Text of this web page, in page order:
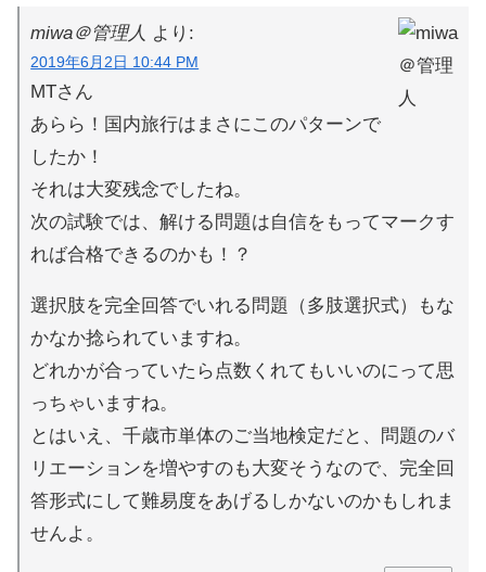
miwa＠管理人 より:
2019年6月2日 10:44 PM
MTさん
あらら！国内旅行はまさにこのパターンで
したか！
それは大変残念でしたね。
次の試験では、解ける問題は自信をもってマークす
れば合格できるのかも！？
選択肢を完全回答でいれる問題（多肢選択式）もな
かなか捻られていますね。
どれかが合っていたら点数くれてもいいのにって思
っちゃいますね。
とはいえ、千歳市単体のご当地検定だと、問題のバ
リエーションを増やすのも大変そうなので、完全回
答形式にして難易度をあげるしかないのかもしれま
せんよ。